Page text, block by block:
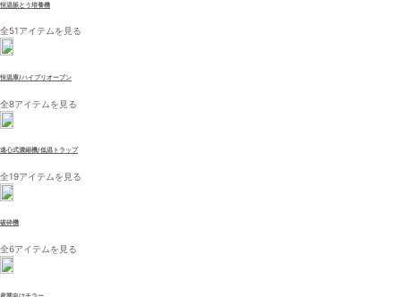
恒温振とう培養機
全51アイテムを見る
恒温庫/ハイブリオーブン
全8アイテムを見る
遠心式濃縮機/低温トラップ
全19アイテムを見る
破砕機
全6アイテムを見る